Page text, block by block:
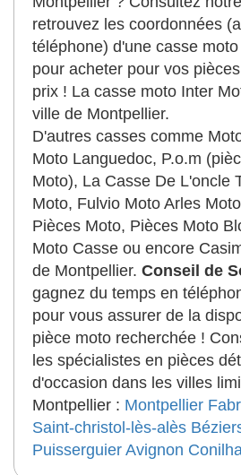
retrouvez les coordonnées
téléphone) d'une casse
pour acheter pour vos
prix ! La casse moto Inter
ville de Montpellier.
D'autres casses comme
Moto Languedoc, P.o.m
Moto), La Casse De L'oncle
Moto, Fulvio Moto Arles
Pièces Moto, Pièces Moto
Moto Casse ou encore
de Montpellier. Conseil de
gagnez du temps en
pour vous assurer de la
pièce moto recherchée !
les spécialistes en pièces
d'occasion dans les villes
Montpellier : Montpellier
Saint-christol-lès-alès
Puisserguier Avignon